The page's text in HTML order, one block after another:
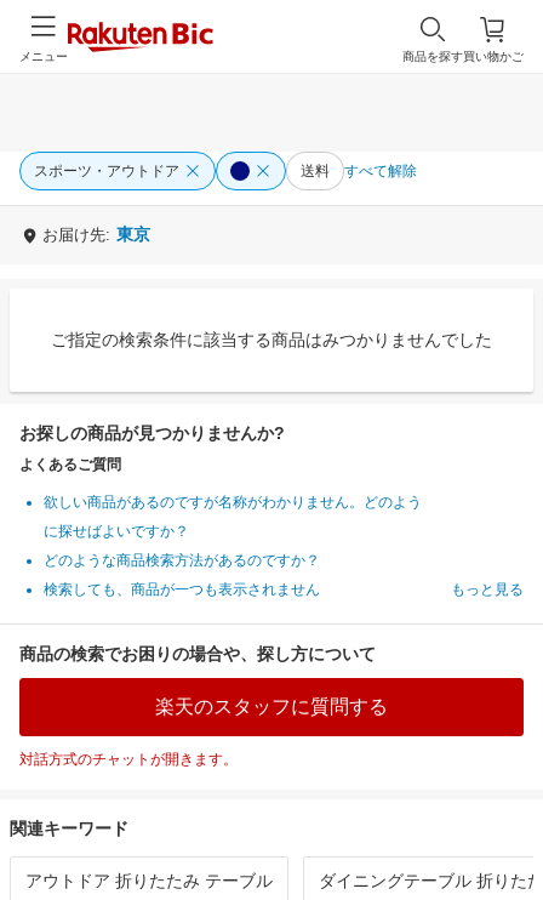
買い物かご
商品を探す
メニュー
スポーツ・アウトドア 送料 すべて解除
お届け先: 東京
ご指定の検索条件に該当する商品はみつかりませんでした
お探しの商品が見つかりませんか?
よくあるご質問
欲しい商品があるのですが名称がわかりません。どのよう
に探せばよいですか？
どのような商品検索方法があるのですか？
検索しても、商品が一つも表示されません
もっと見る
商品の検索でお困りの場合や、探し方について
楽天のスタッフに質問する
対話方式のチャットが開きます。
関連キーワード
アウトドア 折りたたみ テーブル ダイニングテーブル 折りた